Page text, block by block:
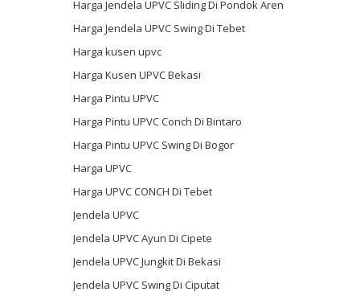
Harga Jendela UPVC Sliding Di Pondok Aren
Harga Jendela UPVC Swing Di Tebet
Harga kusen upvc
Harga Kusen UPVC Bekasi
Harga Pintu UPVC
Harga Pintu UPVC Conch Di Bintaro
Harga Pintu UPVC Swing Di Bogor
Harga UPVC
Harga UPVC CONCH Di Tebet
Jendela UPVC
Jendela UPVC Ayun Di Cipete
Jendela UPVC Jungkit Di Bekasi
Jendela UPVC Swing Di Ciputat